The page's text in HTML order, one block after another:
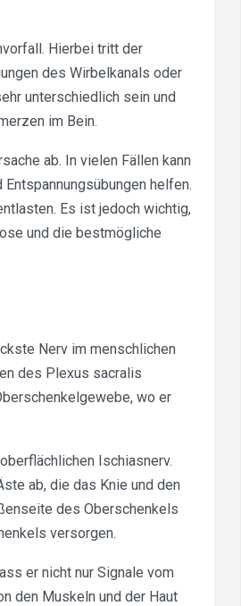
Hierbei tritt der
des Wirbelkanals oder
unterschiedlich sein und
im Bein.
ab. In vielen Fällen kann
helfen.
Es ist jedoch wichtig,
und die bestmögliche
Nerv im menschlichen
des Plexus sacralis
wo er
Ischiasnerv.
ab, die das Knie und den
des Oberschenkels
versorgen.
er nicht nur Signale vom
den Muskeln und der Haut